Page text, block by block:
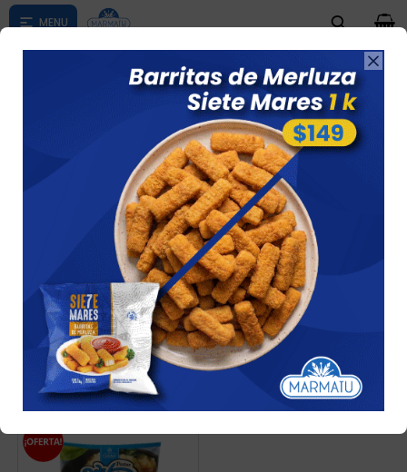

según su zona
0

RAVIOLES EN OFERTA
Ver 1 artículo
Recomendados
Filtrando por: Pasta Quitar filtros